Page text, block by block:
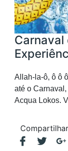
Carnaval
Allah-la-ô, ô ô
até o
Acqua Lokos.
Compartilhar